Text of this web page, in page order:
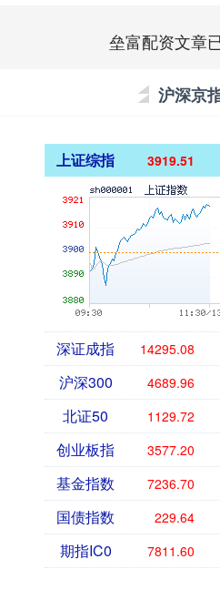
垒富配资文章
沪深京
上证综指 3919.51
深证成指 14295.08
沪深300 4689.96
北证50 1129.72
创业板指 3577.20
基金指数 7236.70
国债指数 229.64
期指IC0 7811.60